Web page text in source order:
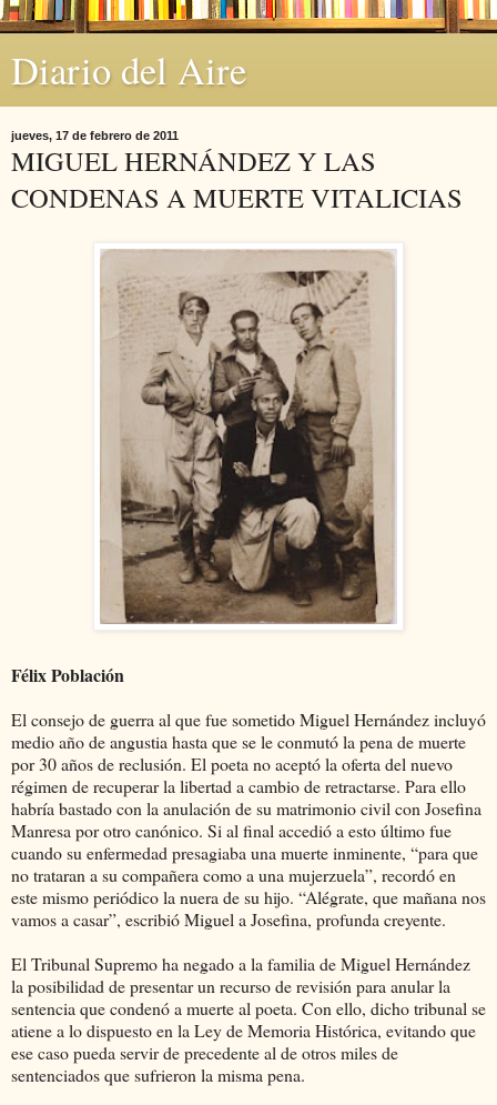
Diario del Aire
jueves, 17 de febrero de 2011
MIGUEL HERNÁNDEZ Y LAS
CONDENAS A MUERTE VITALICIAS
Félix Población
El consejo de guerra al que fue sometido Miguel Hernández incluyó
medio año de angustia hasta que se le conmutó la pena de muerte
por 30 años de reclusión. El poeta no aceptó la oferta del nuevo
régimen de recuperar la libertad a cambio de retractarse. Para ello
habría bastado con la anulación de su matrimonio civil con Josefina
Manresa por otro canónico. Si al final accedió a esto último fue
cuando su enfermedad presagiaba una muerte inminente, “para que
no trataran a su compañera como a una mujerzuela”, recordó en
este mismo periódico la nuera de su hijo. “Alégrate, que mañana nos
vamos a casar”, escribió Miguel a Josefina, profunda creyente.
El Tribunal Supremo ha negado a la familia de Miguel Hernández
la posibilidad de presentar un recurso de revisión para anular la
sentencia que condenó a muerte al poeta. Con ello, dicho tribunal se
atiene a lo dispuesto en la Ley de Memoria Histórica, evitando que
ese caso pueda servir de precedente al de otros miles de
sentenciados que sufrieron la misma pena.